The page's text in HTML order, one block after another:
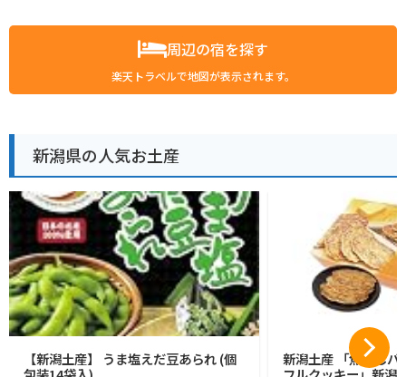
周辺の宿を探す
楽天トラベルで地図が表示されます。
新潟県の人気お土産
【新潟土産】 うま塩えだ豆あられ (個
新潟土産 「焦がしバ